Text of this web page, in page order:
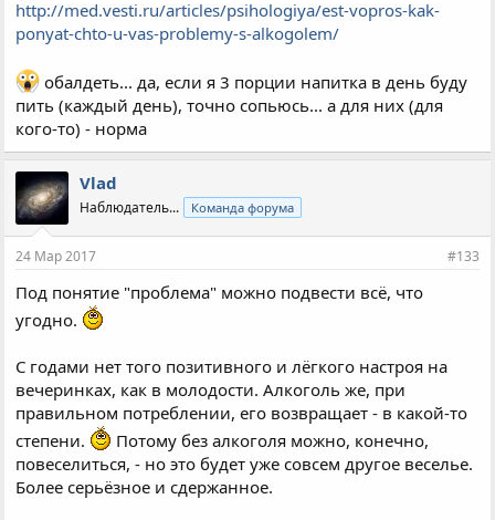
http://med.vesti.ru/articles/psihologiya/est-vopros-kak-
ponyat-chto-u-vas-problemy-s-alkogolem/
обалдеть... да, если я 3 порции напитка в день буду
пить (каждый день), точно сопьюсь... а для них (для
кого-то) - норма
Vlad
Наблюдатель... Команда форума
24 Мар 2017 #133
Под понятие "проблема" можно подвести всё, что
угодно.
С годами нет того позитивного и лёгкого настроя на
вечеринках, как в молодости. Алкоголь же, при
правильном потреблении, его возвращает - в какой-то
степени.
Потому без алкоголя можно, конечно,
повеселиться, - но это будет уже совсем другое веселье.
Более серьёзное и сдержанное.